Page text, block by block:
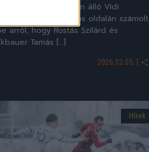
Az NB II-ben 13. helyén álló Vidi
csütörtökön a hivatalos oldalán számolt
arról, hogy Rostás Szilárd és
Tamás […]
2026.02.05. |
Hírek